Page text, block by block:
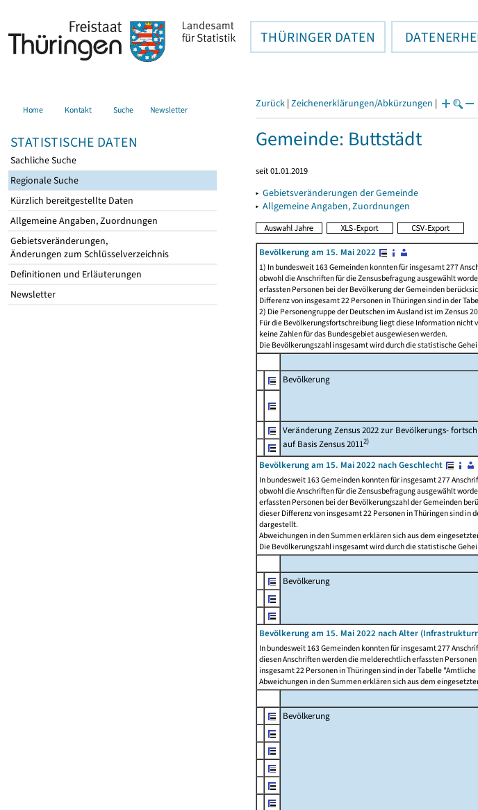
THÜRINGER DATEN
Home Kontakt Suche Newsletter
STATISTISCHE DATEN
Sachliche Suche
Regionale Suche
Kürzlich bereitgestellte Daten
Allgemeine Angaben, Zuordnungen
Gebietsveränderungen,
Änderungen zum Schlüsselverzeichnis
Definitionen und Erläuterungen
Newsletter
Zurück | Zeichenerklärungen/Abkürzungen |
Gemeinde: Buttstädt
seit 01.01.2019
▸ Gebietsveränderungen der Gemeinde
▸ Allgemeine Angaben, Zuordnungen
Bevölkerung am 15. Mai 2022
1) In bundesweit 163 Gemeinden konnten für insgesamt 277
obwohl die Anschriften für die Zensusbefragung ausgewählt
erfassten Personen bei der Bevölkerung der Gemeinden
Differenz von insgesamt 22 Personen in Thüringen sind in der
2) Die Personengruppe der Deutschen im Ausland ist im Zensus
Für die Bevölkerungsfortschreibung liegt diese Information nicht
keine Zahlen für das Bundesgebiet ausgewiesen werden.
Die Bevölkerungszahl insgesamt wird durch die statistische
Bevölkerung
Veränderung Zensus 2022 zur Bevölkerungs-
auf Basis Zensus 20112)
Bevölkerung am 15. Mai 2022 nach Geschlecht
In bundesweit 163 Gemeinden konnten für insgesamt 277
obwohl die Anschriften für die Zensusbefragung ausgewählt
erfassten Personen bei der Bevölkerungszahl der Gemeinden
dieser Differenz von insgesamt 22 Personen in Thüringen sind
dargestellt.
Abweichungen in den Summen erklären sich aus dem
Die Bevölkerungszahl insgesamt wird durch die statistische
Bevölkerung
Bevölkerung am 15. Mai 2022 nach Alter
In bundesweit 163 Gemeinden konnten für insgesamt 277
diesen Anschriften werden die melderechtlich erfassten
insgesamt 22 Personen in Thüringen sind in der Tabelle
Abweichungen in den Summen erklären sich aus dem
Bevölkerung